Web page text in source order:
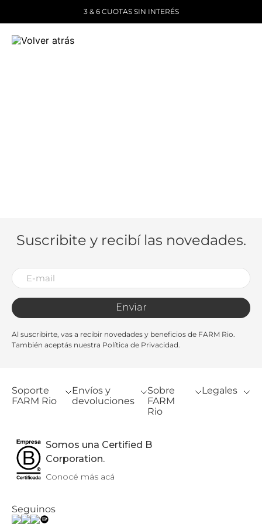
3 & 6 CUOTAS SIN INTERÉS
Suscribite y recibí las novedades.
Enviar
Al suscribirte, vas a recibir novedades y beneficios de FARM Rio.
También aceptás nuestra Política de Privacidad.
Soporte
FARM Rio
Envíos y
devoluciones
Sobre
FARM
Rio
Legales
Somos una Certified B
Corporation.
Conocé más acá
Seguinos